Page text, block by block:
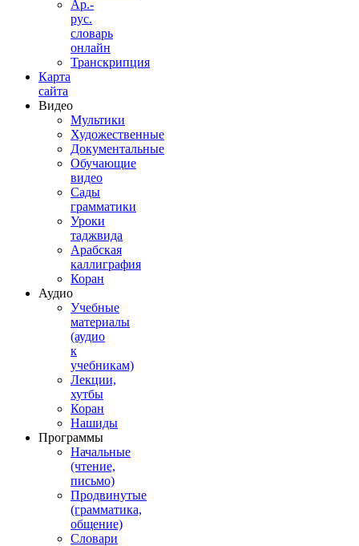
Ар.-
рус.
словарь
онлайн
Транскрипция
Карта
сайта
Видео
Мультики
Художественные
Документальные
Обучающие
видео
Сады
грамматики
Уроки
таджвида
Арабская
каллиграфия
Коран
Аудио
Учебные
материалы
(аудио
к
учебникам)
Лекции,
хутбы
Коран
Нашиды
Программы
Начальные
(чтение,
письмо)
Продвинутые
(грамматика,
общение)
Словари